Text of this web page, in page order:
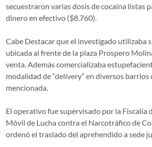
secuestraron varias dosis de cocaína listas
dinero en efectivo ($8.760).
Cabe Destacar que el investigado utilizaba
ubicada al frente de la plaza Prospero
venta. Además comercializaba
modalidad de “delivery” en diversos barrios
mencionada.
El operativo fue supervisado por la Fiscalía
Móvil de Lucha contra el Narcotráfico de
ordenó el traslado del aprehendido a sede